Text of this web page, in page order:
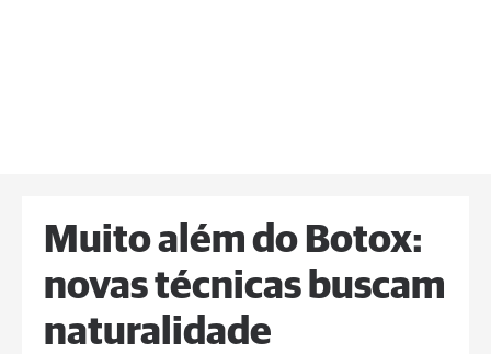
Muito além do Botox:
novas técnicas buscam
naturalidade